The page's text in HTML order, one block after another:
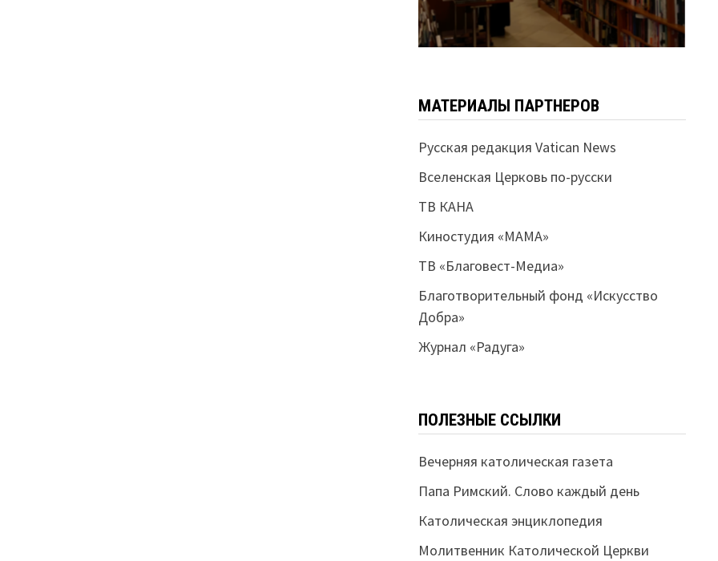
МАТЕРИАЛЫ ПАРТНЕРОВ
Русская редакция Vatican News
Вселенская Церковь по-русски
ТВ КАНА
Киностудия «МАМА»
ТВ «Благовест-Медиа»
Благотворительный фонд «Искусство
Добра»
Журнал «Радуга»
ПОЛЕЗНЫЕ ССЫЛКИ
Вечерняя католическая газета
Папа Римский. Слово каждый день
Католическая энциклопедия
Молитвенник Католической Церкви